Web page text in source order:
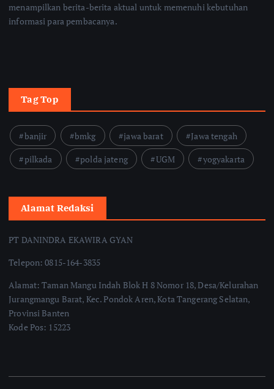
menampilkan berita-berita aktual untuk memenuhi kebutuhan
informasi para pembacanya.
Tag Top
banjir bmkg jawa barat
Jawa tengah
pilkada
polda jateng UGM yogyakarta
Alamat Redaksi
PT DANINDRA EKAWIRA GYAN
Telepon: 0815-164-3835
Alamat: Taman Mangu Indah Blok H 8 Nomor 18, Desa/Kelurahan
Jurangmangu Barat, Kec. Pondok Aren, Kota Tangerang Selatan,
Provinsi Banten
Kode Pos: 15223